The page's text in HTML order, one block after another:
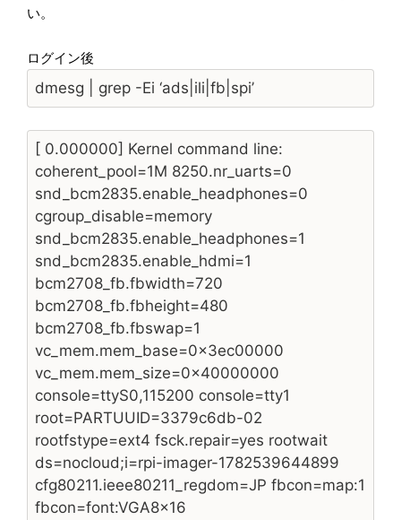
い。
ログイン後
dmesg | grep -Ei ‘ads|ili|fb|spi’
[ 0.000000] Kernel command line:
coherent_pool=1M 8250.nr_uarts=0
snd_bcm2835.enable_headphones=0
cgroup_disable=memory
snd_bcm2835.enable_headphones=1
snd_bcm2835.enable_hdmi=1
bcm2708_fb.fbwidth=720
bcm2708_fb.fbheight=480
bcm2708_fb.fbswap=1
vc_mem.mem_base=0x3ec00000
vc_mem.mem_size=0x40000000
console=ttyS0,115200 console=tty1
root=PARTUUID=3379c6db-02
rootfstype=ext4 fsck.repair=yes rootwait
ds=nocloud;i=rpi-imager-1782539644899
cfg80211.ieee80211_regdom=JP fbcon=map:1
fbcon=font:VGA8x16